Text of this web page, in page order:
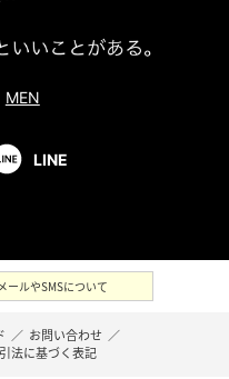
MEN
LINE
ールやSMSについて
／ お問い合わせ ／
法に基づく表記